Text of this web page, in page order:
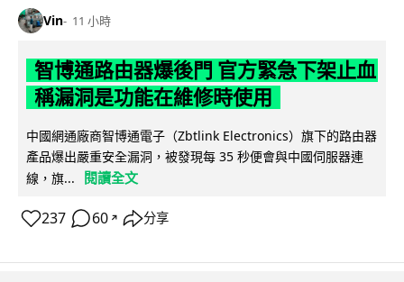
Vin 11 小時
智博通路由器爆後門 官方緊急下架止血
稱漏洞是功能在維修時使用
中國網通廠商智博通電子（Zbtlink Electronics）旗下的路由器
產品爆出嚴重安全漏洞，被發現每 35 秒便會與中國伺服器連
線，旗...
閱讀全文
237 60 ↗ 分享